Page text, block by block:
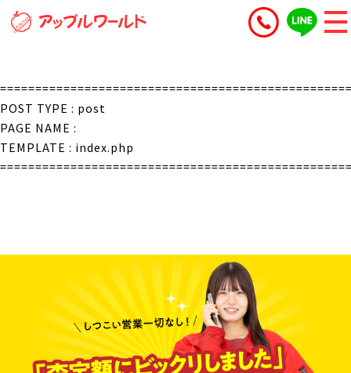
POST TYPE : post
PAGE NAME :
TEMPLATE : index.php